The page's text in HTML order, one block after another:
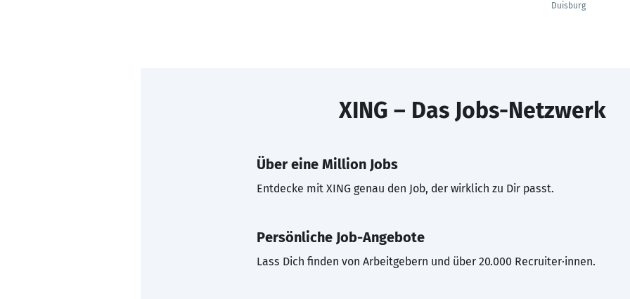
Duisburg
XING – Das Jobs-Netzwerk
Über eine Million Jobs
Entdecke mit XING genau den Job, der wirklich zu Dir passt.
Persönliche Job-Angebote
Lass Dich finden von Arbeitgebern und über 20.000 Recruiter·innen.